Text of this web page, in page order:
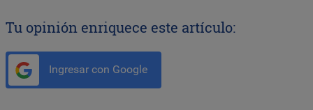
Tu opinión enriquece este artículo:
Ingresar con Google